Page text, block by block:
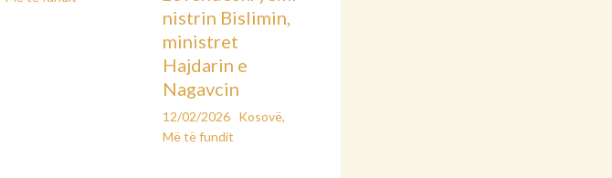
nistrin Bislimin,
ministret
Hajdarin e
Nagavcin
12/02/2026 Kosovë,
Më të fundit